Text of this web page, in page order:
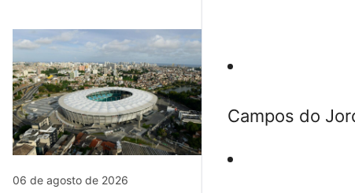
06 de agosto de 2026
Campos do